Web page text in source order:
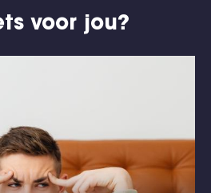
voor jou?